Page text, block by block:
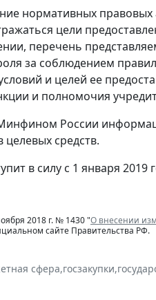
нормативных
цели
перечень
за соблюдением
и целей ее
и полномочия
России
средств.
в силу с 1 января 2019
2018 г. № 1430 "О внесении
сайте Правительства РФ.
сфера,госзакупки,